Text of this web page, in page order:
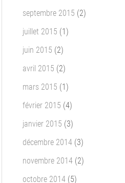
septembre 2015 (2)
juillet 2015 (1)
juin 2015 (2)
avril 2015 (2)
mars 2015 (1)
février 2015 (4)
janvier 2015 (3)
décembre 2014 (3)
novembre 2014 (2)
octobre 2014 (5)